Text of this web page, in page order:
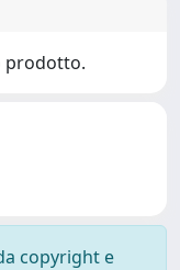
prodotto.
copyright e